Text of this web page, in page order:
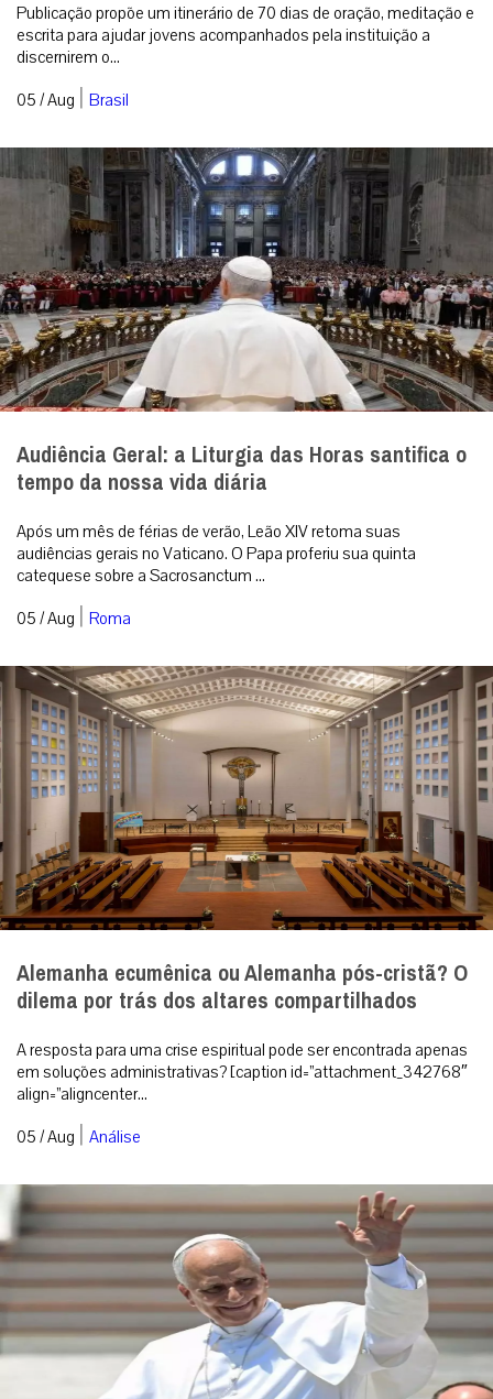
Publicação propõe um itinerário de 70 dias de oração, meditação e
escrita para ajudar jovens acompanhados pela instituição a
discernirem o...
05 / Aug | Brasil
Audiência Geral: a Liturgia das Horas santifica o
tempo da nossa vida diária
Após um mês de férias de verão, Leão XIV retoma suas
audiências gerais no Vaticano. O Papa proferiu sua quinta
catequese sobre a Sacrosanctum ...
05 / Aug | Roma
Alemanha ecumênica ou Alemanha pós-cristã? O
dilema por trás dos altares compartilhados
A resposta para uma crise espiritual pode ser encontrada apenas
em soluções administrativas? [caption id=”attachment_342768″
align=”aligncenter...
05 / Aug | Análise